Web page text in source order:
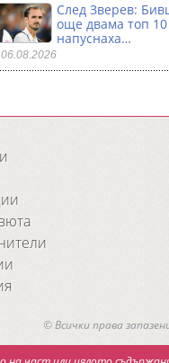
След Зверев:
още двама топ
напуснаха…
© Всички права